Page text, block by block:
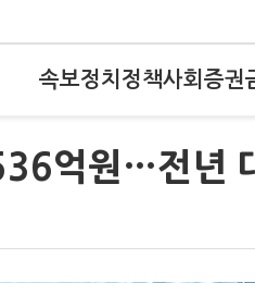
속보정치 정책사회 증권
억원…전년